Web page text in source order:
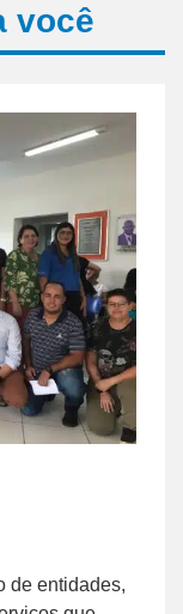
você
de entidades,